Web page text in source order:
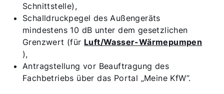
Schnittstelle),
Schalldruckpegel des Außengeräts
mindestens 10 dB unter dem gesetzlichen
Grenzwert (für Luft/Wasser-Wärmepumpen
),
Antragstellung vor Beauftragung des
Fachbetriebs über das Portal „Meine KfW”.